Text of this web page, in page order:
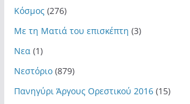
Κόσμος(276)
Με τη Ματιά του επισκέπτη (3)
Νεα (1)
Νεστόριο(879)
Πανηγύρι Άργους Ορεστικού 2016(15)